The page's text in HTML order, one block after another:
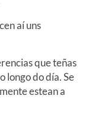
aí uns
que teñas
longo do día. Se
estean a